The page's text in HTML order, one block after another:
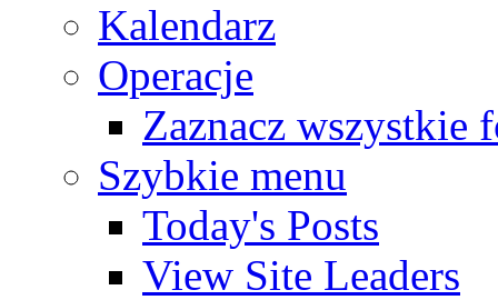
Kalendarz
Operacje
Zaznacz wszystkie
Szybkie menu
Today's Posts
View Site Leaders